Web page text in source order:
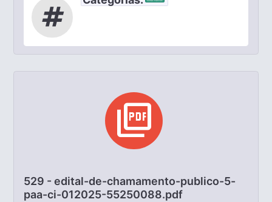
tag
Contas Públicas
picture_as_pdf
529 - edital-de-chamamento-publico-5-
paa-ci-012025-55250088.pdf